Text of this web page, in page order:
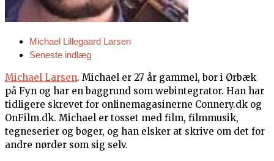
Michael Lillegaard Larsen
Seneste indlæg
Michael Larsen. Michael er 27 år gammel, bor i Ørbæk
på Fyn og har en baggrund som webintegrator. Han har
tidligere skrevet for onlinemagasinerne Connery.dk og
OnFilm.dk. Michael er tosset med film, filmmusik,
tegneserier og bøger, og han elsker at skrive om det for
andre nørder som sig selv.